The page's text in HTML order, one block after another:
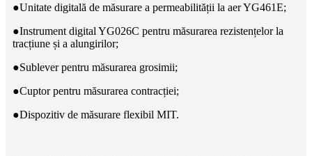
●Unitate digitală de măsurare a permeabilității la aer YG461E;
●Instrument digital YG026C pentru măsurarea rezistențelor la
tracțiune și a alungirilor;
●Sublever pentru măsurarea grosimii;
●Cuptor pentru măsurarea contracției;
●Dispozitiv de măsurare flexibil MIT.